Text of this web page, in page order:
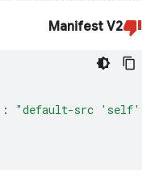
Manifest V2
:
"default-src 'self'"